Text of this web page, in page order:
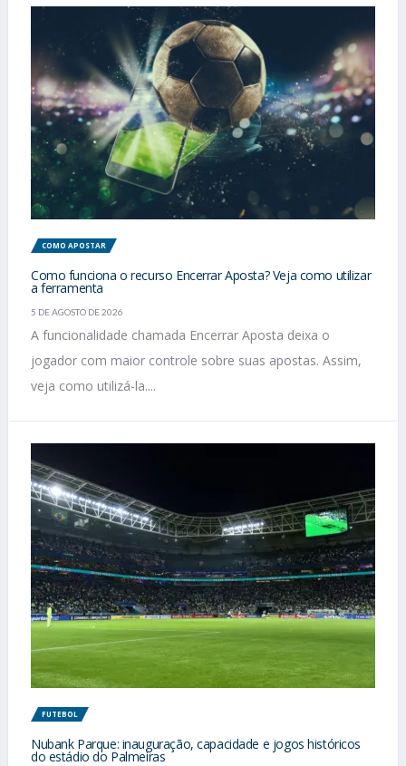
COMO APOSTAR
Como funciona o recurso Encerrar Aposta? Veja como utilizar
a ferramenta
5 DE AGOSTO DE 2026
A funcionalidade chamada Encerrar Aposta deixa o
jogador com maior controle sobre suas apostas. Assim,
veja como utilizá-la....
FUTEBOL
Nubank Parque: inauguração, capacidade e jogos históricos
do estádio do Palmeiras